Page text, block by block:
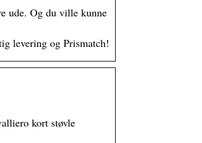
ude. Og du ville kunne
levering og Prismatch!
kort støvle